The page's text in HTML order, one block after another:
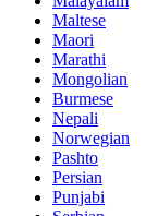
Maltese
Maori
Marathi
Mongolian
Burmese
Nepali
Norwegian
Pashto
Persian
Punjabi